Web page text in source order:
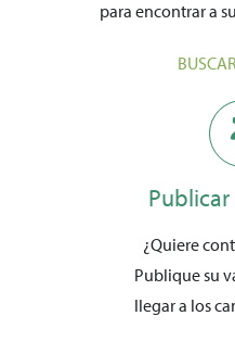
para encontrar a
¿Quiere
Publique su
llegar a los